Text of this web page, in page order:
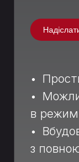
•
•
в
•
з